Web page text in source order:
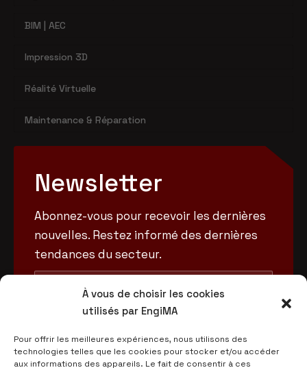
À vous de choisir les cookies
utilisés par EngiMA
Pour offrir les meilleures expériences, nous utilisons des
technologies telles que les cookies pour stocker et/ou accéder
aux informations des appareils. Le fait de consentir à ces
BIM | AEC
Impression 3D
Réalité Virtuelle
Maintenance & Réparation
Newsletter
Abonnez-vous pour recevoir les dernières
nouvelles. Restez informé des dernières
tendances du secteur.